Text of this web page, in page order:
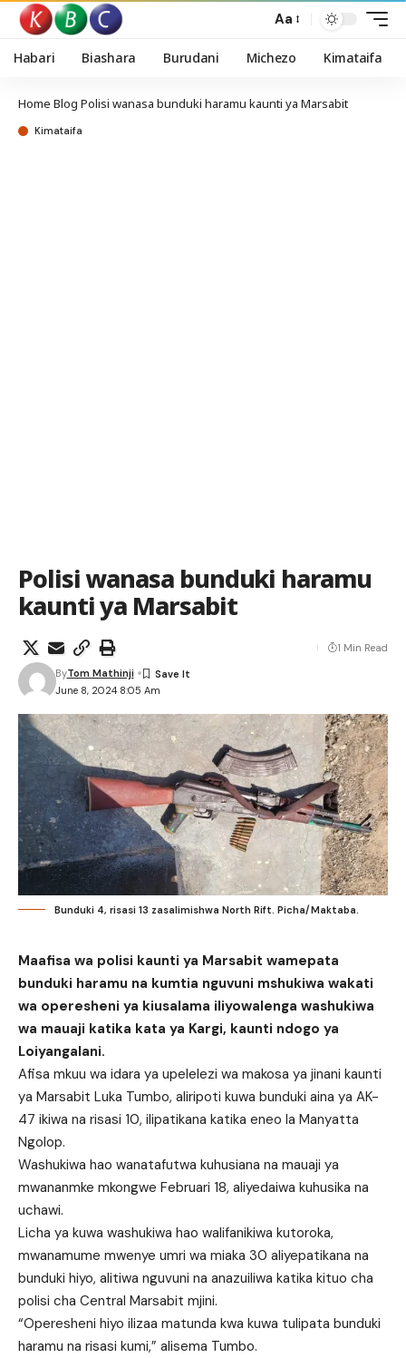
Aa
Habari Biashara Burudani Michezo Kimataifa
Home Blog Polisi wanasa bunduki haramu kaunti ya Marsabit
Kimataifa
Polisi wanasa bunduki haramu
kaunti ya Marsabit
June 8, 2024 8:05 Am
ByTom Mathinji
1 Min Read
Bunduki 4, risasi 13 zasalimishwa North Rift. Picha/Maktaba.
Maafisa wa polisi kaunti ya Marsabit wamepata
bunduki haramu na kumtia nguvuni mshukiwa wakati
wa operesheni ya kiusalama iliyowalenga washukiwa
wa mauaji katika kata ya Kargi, kaunti ndogo ya
Loiyangalani.
Afisa mkuu wa idara ya upelelezi wa makosa ya jinani kaunti
ya Marsabit Luka Tumbo, aliripoti kuwa bunduki aina ya AK-
47 ikiwa na risasi 10, ilipatikana katika eneo la Manyatta
Ngolop.
Washukiwa hao wanatafutwa kuhusiana na mauaji ya
mwananmke mkongwe Februari 18, aliyedaiwa kuhusika na
uchawi.
Licha ya kuwa washukiwa hao walifanikiwa kutoroka,
mwanamume mwenye umri wa miaka 30 aliyepatikana na
bunduki hiyo, alitiwa nguvuni na anazuiliwa katika kituo cha
polisi cha Central Marsabit mjini.
“Operesheni hiyo ilizaa matunda kwa kuwa tulipata bunduki
haramu na risasi kumi,” alisema Tumbo.